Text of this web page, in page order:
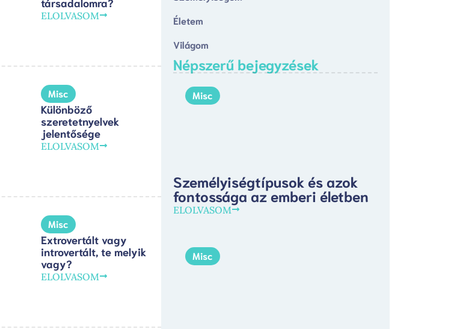
ELOLVASOM
Misc
Különböző
szeretetnyelvek
jelentősége
ELOLVASOM
Misc
Extrovertált vagy
introvertált, te melyik
vagy?
ELOLVASOM
Életem
Világom
Népszerű bejegyzések
Misc
Személyiségtípusok és azok
fontossága az emberi életben
ELOLVASOM
Misc